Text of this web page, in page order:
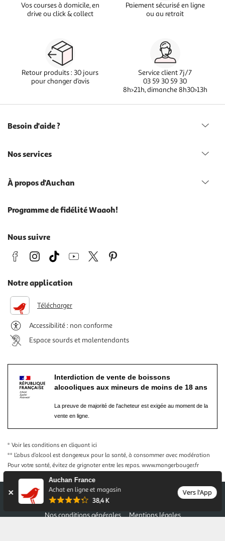
Auchan France
Achat en ligne et magasin
38,4 K
Vers l'App
Vos courses à domicile, en
drive ou click & collect
Paiement sécurisé en ligne
ou au retrait
Retour produits : 30 jours
pour changer d’avis
Service client 7j/7
03 59 30 59 30
8h>21h, dimanche 8h30>13h
Besoin d'aide ?
Nos services
À propos d'Auchan
Programme de fidélité Waaoh!
Nous suivre
Notre application
Télécharger
Accessibilité : non conforme
Espace sourds et malentendants
Interdiction de vente de boissons
alcooliques aux mineurs de moins de 18 ans
La preuve de majorité de l'acheteur est exigée au moment de la
vente en ligne.
* Voir les conditions en cliquant ici
** L’abus d’alcool est dangereux pour la santé, à consommer avec modération
Pour votre santé, évitez de grignoter entre les repas. www.mangerbouger.fr
Nos conditions générales
Mentions légales